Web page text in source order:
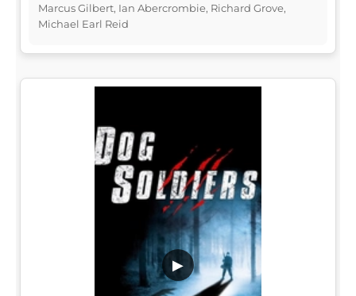
Marcus Gilbert, Ian Abercrombie, Richard Grove,
Michael Earl Reid
▶